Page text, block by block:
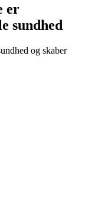
er
sundhed
og skaber